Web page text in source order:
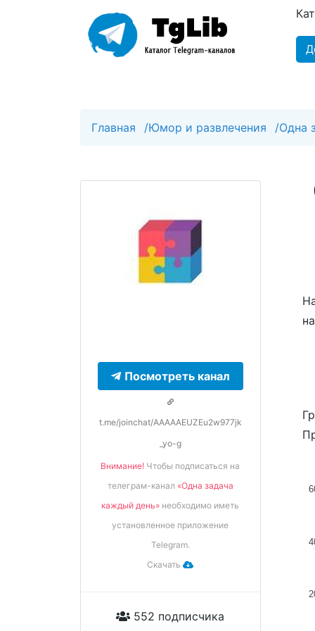
Главная /Юмор и развлечения /Одна
Посмотреть канал
t.me/joinchat/AAAAAEUZEu2w977jk
_yo-g
Внимание! Чтобы подписаться на
телеграм-канал «Одна задача
каждый день» необходимо иметь
установленное приложение
Telegram.
Скачать
552 подписчика